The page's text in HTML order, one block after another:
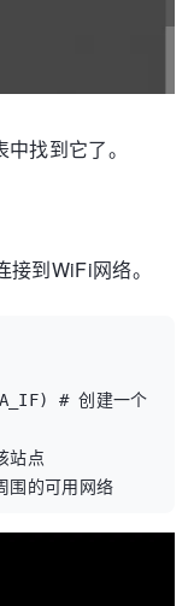
找到它了。
到WiFi网络。
)
# 创建一个
站点
围的可用网络